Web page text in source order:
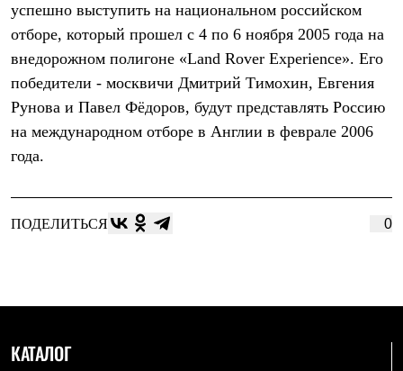
Легкое термобелье
Лёгкая одежда
Футболки
Рубашки
Толстовки
Брюки
Женская одежда
Утепленная пухом
Утепленная синтетикой
Софтшелл одежда
Брюки
Лёгкая одежда
успешно выступить на национальном российском
отборе, который прошел с 4 по 6 ноября 2005 года на
внедорожном полигоне «Land Rover Experience». Его
победители - москвичи Дмитрий Тимохин, Евгения
Рунова и Павел Фёдоров, будут представлять Россию
на международном отборе в Англии в феврале 2006
года.
ПОДЕЛИТЬСЯ 0
КАТАЛОГ